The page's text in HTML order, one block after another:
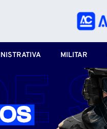
MILITAR